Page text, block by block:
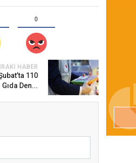
0
HABER
110
Gıda Den...